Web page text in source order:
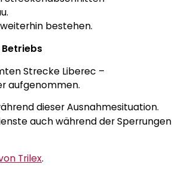
bestehen.
Strecke Liberec –
aufgenommen.
dieser Ausnahmesituation.
auch während der Sperrungen
Trilex.